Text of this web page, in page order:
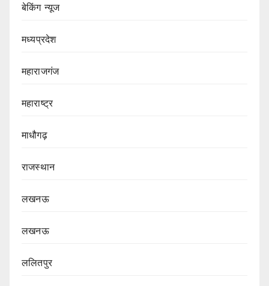
बेकिंग न्यूज
मध्यप्रदेश
महाराजगंज
महाराष्ट्र
माधौगढ़
राजस्थान
लखनऊ
लखनऊ
ललितपुर